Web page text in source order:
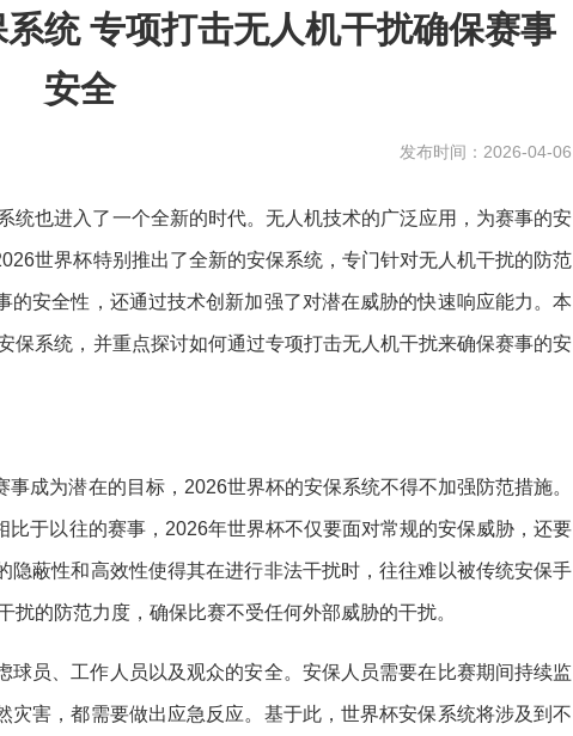
统 专项打击无人机干扰确保赛事
安全
发布时间：2026-04-06
统也进入了一个全新的时代。无人机技术的广泛应用，为赛事的安
世界杯特别推出了全新的安保系统，专门针对无人机干扰的防范
的安全性，还通过技术创新加强了对潜在威胁的快速响应能力。本
保系统，并重点探讨如何通过专项打击无人机干扰来确保赛事的安
成为潜在的目标，2026世界杯的安保系统不得不加强防范措施。
于以往的赛事，2026年世界杯不仅要面对常规的安保威胁，还要
隐蔽性和高效性使得其在进行非法干扰时，往往难以被传统安保手
的防范力度，确保比赛不受任何外部威胁的干扰。
球员、工作人员以及观众的安全。安保人员需要在比赛期间持续监
害，都需要做出应急反应。基于此，世界杯安保系统将涉及到不